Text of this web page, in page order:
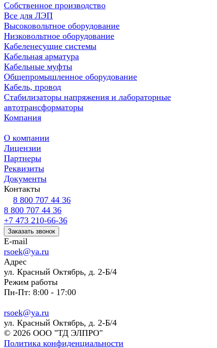
Собственное производство
Все для ЛЭП
Высоковольтное оборудование
Низковольтное оборудование
Кабеленесущие системы
Кабельная арматура
Кабельные муфты
Общепромышленное оборудование
Кабель, провод
Стабилизаторы напряжения и лабораторные
автотрансформаторы
Компания
О компании
Лицензии
Партнеры
Реквизиты
Документы
Контакты
8 800 707 44 36
8 800 707 44 36
+7 473 210-66-36
Заказать звонок
E-mail
rsoek@ya.ru
Адрес
ул. Красный Октябрь, д. 2-Б/4
Режим работы
Пн-Пт: 8:00 - 17:00
rsoek@ya.ru
ул. Красный Октябрь, д. 2-Б/4
© 2026 ООО "ТД ЭЛПРО"
Политика конфиденциальности